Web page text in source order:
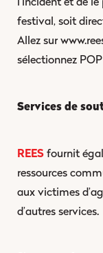
l’incident et de
festival, soit
Allez sur
sélectionnez
Services de
REES fournit
ressources
aux victimes
d’autres services.